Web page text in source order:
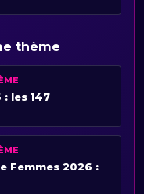
thème
les 147
Femmes 2026 :